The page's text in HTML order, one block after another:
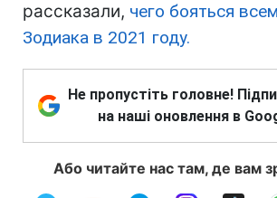
рассказали, чего бояться
Зодиака в 2021 году.
Не пропустіть головне!
на наші оновлення в
Або читайте нас там, де вам